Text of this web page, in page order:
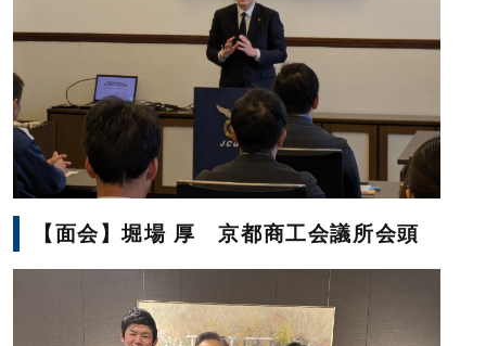
【面会】堀場 厚 京都商工会議所会頭